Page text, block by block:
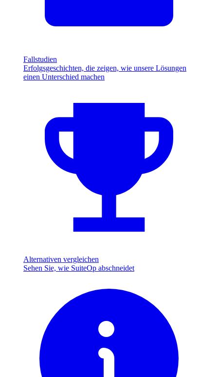
Fallstudien
Erfolgsgeschichten, die zeigen, wie unsere Lösungen
einen Unterschied machen
Alternativen vergleichen
Sehen Sie, wie SuiteOp abschneidet